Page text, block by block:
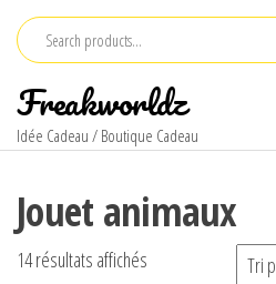
Skip
content
Freakworldz
Idée Cadeau / Boutique Cadeau
Jouet animaux
14 résultats affichés